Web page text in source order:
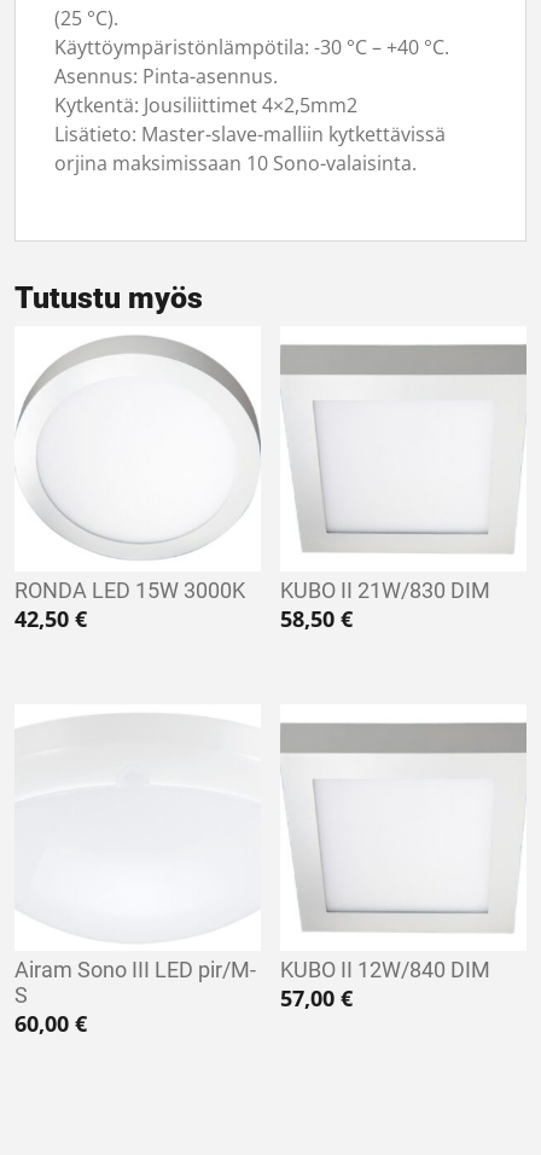
(25 °C).
Käyttöympäristönlämpötila: -30 °C – +40 °C.
Asennus: Pinta-asennus.
Kytkentä: Jousiliittimet 4×2,5mm2
Lisätieto: Master-slave-malliin kytkettävissä
orjina maksimissaan 10 Sono-valaisinta.
Tutustu myös
RONDA LED 15W 3000K
42,50 €
KUBO II 21W/830 DIM
58,50€
Airam Sono III LED pir/M-
S
60,00 €
KUBO II 12W/840 DIM
57,00€